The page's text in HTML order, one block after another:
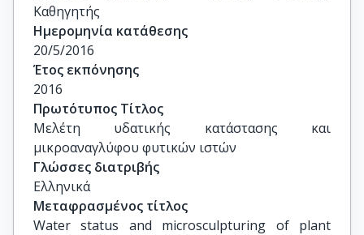
Καθηγητής
Ημερομηνία κατάθεσης
20/5/2016
Έτος εκπόνησης
2016
Πρωτότυπος Τίτλος
Μελέτη υδατικής κατάστασης και
μικροαναγλύφου φυτικών ιστών
Γλώσσες διατριβής
Ελληνικά
Μεταφρασμένος τίτλος
Water status and microsculpturing of plant